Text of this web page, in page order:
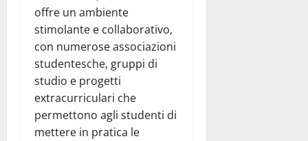
offre un ambiente
stimolante e collaborativo,
con numerose associazioni
studentesche, gruppi di
studio e progetti
extracurriculari che
permettono agli studenti di
mettere in pratica le